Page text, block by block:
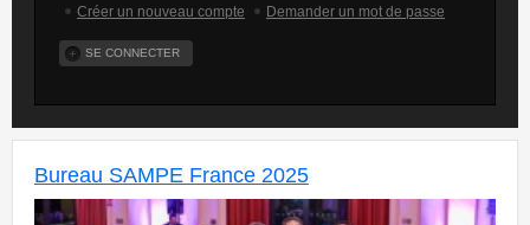
Créer un nouveau compte Demander un mot de passe
Bureau SAMPE France 2025